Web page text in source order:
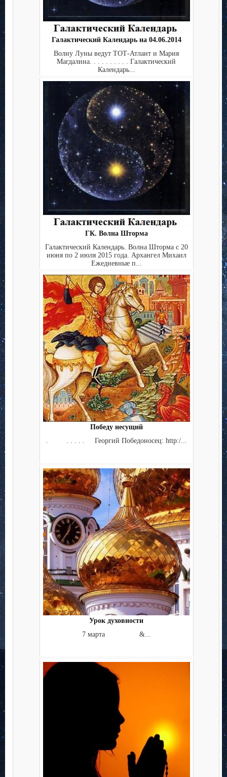
Галактический Календарь на 04.06.2014
Волну Луны ведут ТОТ-Атлант и Мария
Магдалина. . . . . . . . . . Галактический
Календарь...
ГК. Волна Шторма
Галактический Календарь. Волна Шторма с 20
июня по 2 июля 2015 года. Архангел Михаил
Ежедневные п...
Победу несущий
. . . . . . Георгий Победоносец: http:/...
Урок духовности
7 марта &...